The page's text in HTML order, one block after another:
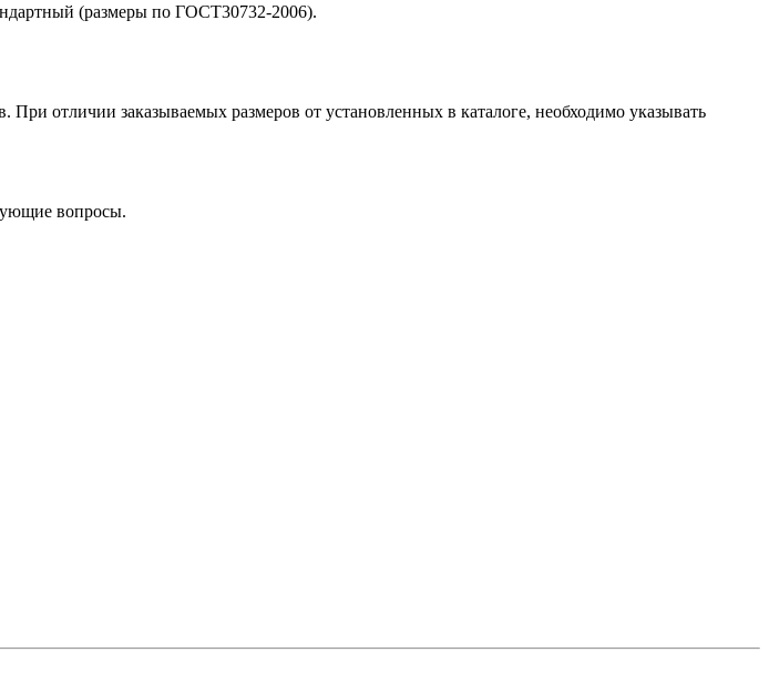
(размеры по ГОСТ30732-2006).
отличии заказываемых размеров от установленных в каталоге, необходимо указывать
вопросы.